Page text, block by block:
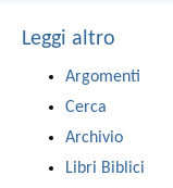
Leggi altro
Argomenti
Cerca
Archivio
Libri Biblici